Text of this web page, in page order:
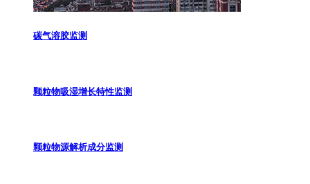
碳气溶胶监测
颗粒物吸湿增长特性监测
颗粒物源解析成分监测